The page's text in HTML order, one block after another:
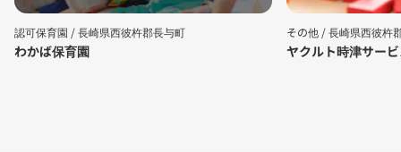
認可保育園 /長崎県西彼杵郡長与町
わかば保育園
その他 /長崎県西彼杵
ヤクルト時津サー